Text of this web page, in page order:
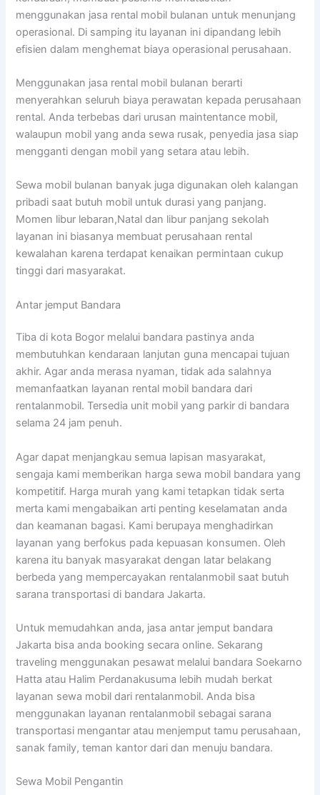
menggunakan jasa rental mobil bulanan untuk menunjang
operasional. Di samping itu layanan ini dipandang lebih
efisien dalam menghemat biaya operasional perusahaan.
Menggunakan jasa rental mobil bulanan berarti
menyerahkan seluruh biaya perawatan kepada perusahaan
rental. Anda terbebas dari urusan maintentance mobil,
walaupun mobil yang anda sewa rusak, penyedia jasa siap
mengganti dengan mobil yang setara atau lebih.
Sewa mobil bulanan banyak juga digunakan oleh kalangan
pribadi saat butuh mobil untuk durasi yang panjang.
Momen libur lebaran,Natal dan libur panjang sekolah
layanan ini biasanya membuat perusahaan rental
kewalahan karena terdapat kenaikan permintaan cukup
tinggi dari masyarakat.
Antar jemput Bandara
Tiba di kota Bogor melalui bandara pastinya anda
membutuhkan kendaraan lanjutan guna mencapai tujuan
akhir. Agar anda merasa nyaman, tidak ada salahnya
memanfaatkan layanan rental mobil bandara dari
rentalanmobil. Tersedia unit mobil yang parkir di bandara
selama 24 jam penuh.
Agar dapat menjangkau semua lapisan masyarakat,
sengaja kami memberikan harga sewa mobil bandara yang
kompetitif. Harga murah yang kami tetapkan tidak serta
merta kami mengabaikan arti penting keselamatan anda
dan keamanan bagasi. Kami berupaya menghadirkan
layanan yang berfokus pada kepuasan konsumen. Oleh
karena itu banyak masyarakat dengan latar belakang
berbeda yang mempercayakan rentalanmobil saat butuh
sarana transportasi di bandara Jakarta.
Untuk memudahkan anda, jasa antar jemput bandara
Jakarta bisa anda booking secara online. Sekarang
traveling menggunakan pesawat melalui bandara Soekarno
Hatta atau Halim Perdanakusuma lebih mudah berkat
layanan sewa mobil dari rentalanmobil. Anda bisa
menggunakan layanan rentalanmobil sebagai sarana
transportasi mengantar atau menjemput tamu perusahaan,
sanak family, teman kantor dari dan menuju bandara.
Sewa Mobil Pengantin